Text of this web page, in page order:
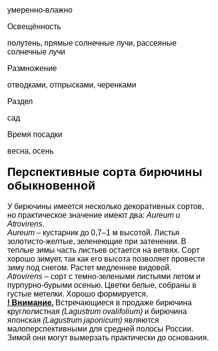
умеренно-влажно
Освещённость
полутень, прямые солнечные лучи, рассеяные
солнечные лучи
Размножение
отводками, отпрысками, черенками
Раздел
сад
Время посадки
весна, осень
Перспективные сорта бирючины
обыкновенной
У бирючины имеется несколько декоративных сортов,
но практическое значение имеют два: Aureum и
Atrovirens.
Aureum – кустарник до 0,7–1 м высотой. Листья
золотисто-желтые, зеленеющие при затенении. В
теплые зимы часть листьев остается на ветвях. Сорт
хорошо зимует, так как его высота позволяет провести
зиму под снегом. Растет медленнее видовой.
Atrovirens – сорт с темно-зелеными листьями летом и
пурпурно-бурыми осенью. Цветки белые, собраны в
густые метелки. Хорошо формируется.
! Внимание. Встречающиеся в продаже бирючина
круглолистная (Lagustrum ovalifolium) и бирючина
японская (Lagustrum japonicum) являются
малоперспективными для средней полосы России.
Зимой они могут вымерзать практически до основания.